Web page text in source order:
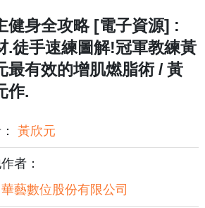
健身全攻略 [電子資源] :
.徒手速練圖解!冠軍教練黃
最有效的增肌燃脂術 / 黃
作.
：黃欣元
者：
華藝數位股份有限公司